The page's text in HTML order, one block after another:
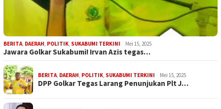
BERITA, DAERAH, POLITIK, SUKABUMI TERKINI Mei 15, 2025
Jawara Golkar Sukabumi! Irvan Azis tegas…
BERITA, DAERAH, POLITIK, SUKABUMI TERKINI Mei 15, 2025
DPP Golkar Tegas Larang Penunjukan Plt J…